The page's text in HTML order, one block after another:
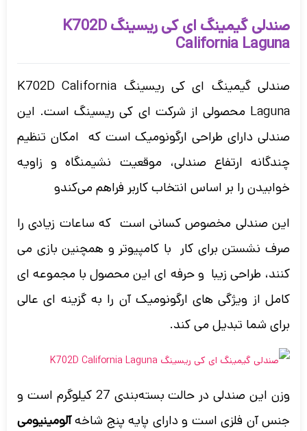
صندلی گیمینگ ای کی ریسینگ K702D
California Laguna
صندلی گیمینگ
ای کی ریسینگ K702D California
Laguna محصولی از شرکت ای کی ریسینگ است. این
صندلی دارای طراحی ارگونومیک است که امکان تنظیم
چندگانه ارتفاع صندلی، موقعیت نشیمنگاه و زاویه
خوابیدن را بر اساس انتخاب کاربر فراهم می‌کندو
این صندلی مخصوص کسانی است که ساعات زیادی را
صرف نشستن برای کار با کامپیوتر و همچنین بازی می
کنند، طراحی زیبا و حرفه ای این محصول با مجموعه ای
کامل از ویژگی های ارگونومیک آن را به گزینه ای عالی
برای شما تبدیل می کند.
وزن این صندلی در حالت بسته‌بندی 27 کیلوگرم است
و
جنس آن فلزی است و دارای پایه پنج شاخهآلومینیومی